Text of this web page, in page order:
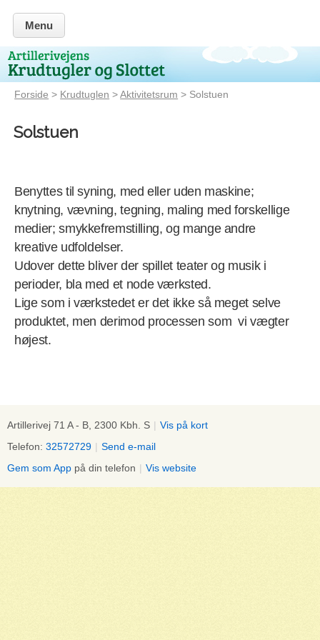
Menu
Forside > Krudtuglen >Aktivitetsrum > Solstuen
Solstuen
Benyttes til syning, med eller uden maskine;
knytning, vævning, tegning, maling med forskellige
medier; smykkefremstilling, og mange andre
kreative udfoldelser.
Udover dette bliver der spillet teater og musik i
perioder, bla med et node værksted.
Lige som i værkstedet er det ikke så meget selve
produktet, men derimod processen som vi vægter
højest.
Artillerivej 71 A - B, 2300 Kbh. S | Vis på kort
Telefon: 32572729 | Send e-mail
Gem som App på din telefon | Vis website